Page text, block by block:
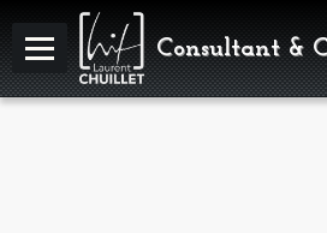
Consultant &